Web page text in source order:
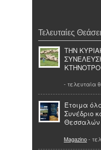
Τελευταίες
ΤΗΝ
- τελευταία
Έτοιμα
Συνέδριο
Θεσσαλών
Magazino-